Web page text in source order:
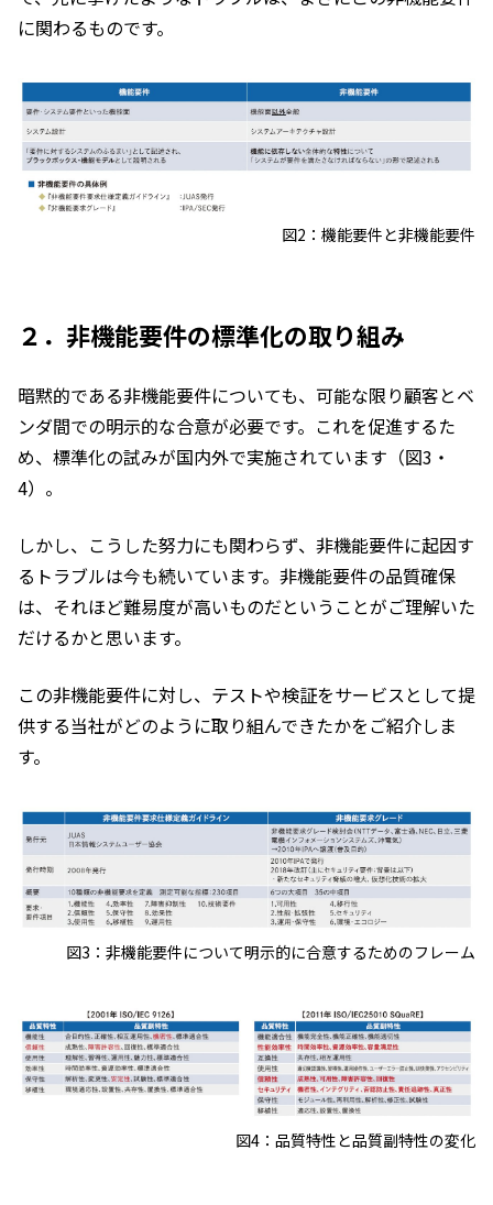
に関わるものです。
図2：機能要件と非機能要件
２．非機能要件の標準化の取り組み
暗黙的である非機能要件についても、可能な限り顧客とベ
ンダ間での明示的な合意が必要です。これを促進するた
め、標準化の試みが国内外で実施されています（図3・
4）。
しかし、こうした努力にも関わらず、非機能要件に起因す
るトラブルは今も続いています。非機能要件の品質確保
は、それほど難易度が高いものだということがご理解いた
だけるかと思います。
この非機能要件に対し、テストや検証をサービスとして提
供する当社がどのように取り組んできたかをご紹介しま
す。
図3：非機能要件について明示的に合意するためのフレーム
図4：品質特性と品質副特性の変化